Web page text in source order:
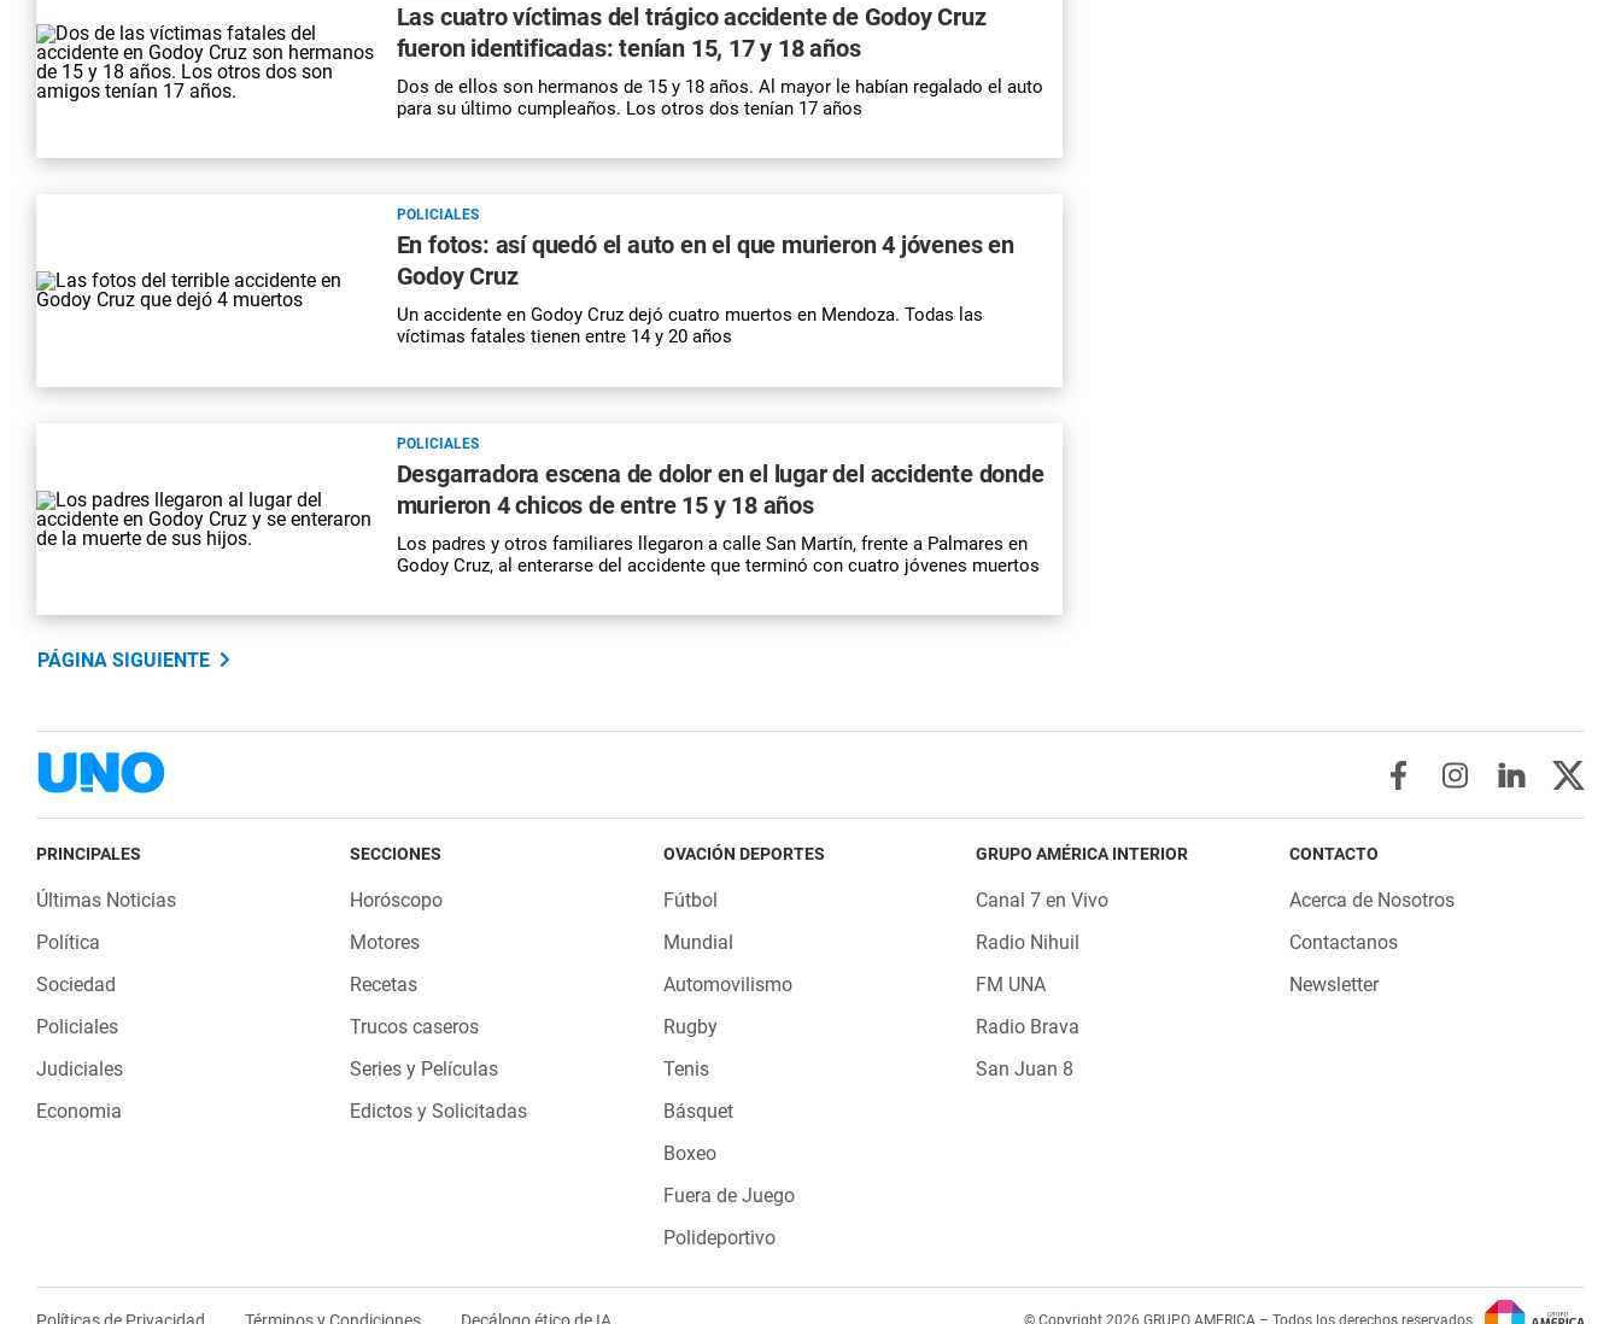
Las cuatro víctimas del trágico accidente de Godoy Cruz
fueron identificadas: tenían 15, 17 y 18 años
Dos de ellos son hermanos de 15 y 18 años. Al mayor le habían regalado el auto
para su último cumpleaños. Los otros dos tenían 17 años
POLICIALES
En fotos: así quedó el auto en el que murieron 4 jóvenes en
Godoy Cruz
Un accidente en Godoy Cruz dejó cuatro muertos en Mendoza. Todas las
víctimas fatales tienen entre 14 y 20 años
POLICIALES
Desgarradora escena de dolor en el lugar del accidente donde
murieron 4 chicos de entre 15 y 18 años
Los padres y otros familiares llegaron a calle San Martín, frente a Palmares en
Godoy Cruz, al enterarse del accidente que terminó con cuatro jóvenes muertos
PÁGINA SIGUIENTE
PRINCIPALES
Últimas Noticias
Política
Sociedad
Policiales
Judiciales
Economia
SECCIONES
Horóscopo
Motores
Recetas
Trucos caseros
Series y Películas
Edictos y Solicitadas
OVACIÓN DEPORTES
Fútbol
Mundial
Automovilismo
Rugby
Tenis
Básquet
Boxeo
Fuera de Juego
Polideportivo
GRUPO AMÉRICA INTERIOR
Canal 7 en Vivo
Radio Nihuil
FM UNA
Radio Brava
San Juan 8
CONTACTO
Acerca de Nosotros
Contactanos
Newsletter
© Copyright 2026 GRUPO AMERICA – Todos los derechos reservados